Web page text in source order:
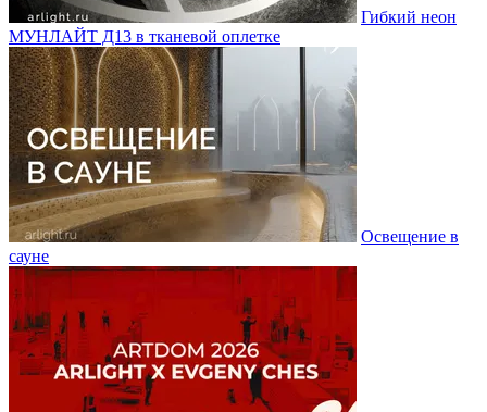
Гибкий неон
МУНЛАЙТ Д13 в тканевой оплетке
Освещение в
сауне